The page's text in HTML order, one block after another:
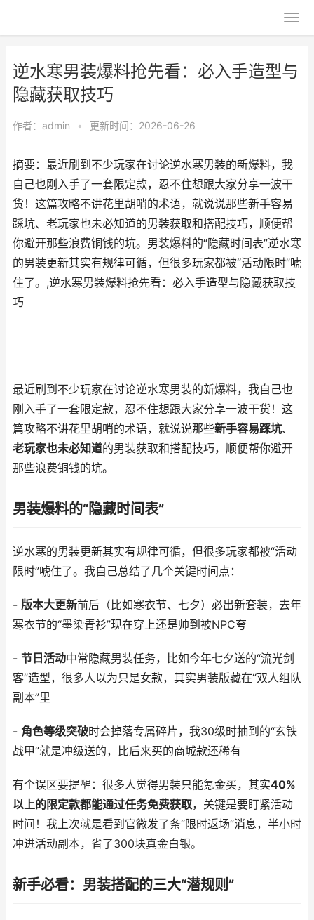
逆水寒男装爆料抢先看：必入手造型与
隐藏获取技巧
作者： admin • 更新时间：2026-06-26
摘要：最近刷到不少玩家在讨论逆水寒男装的新爆料，我
自己也刚入手了一套限定款，忍不住想跟大家分享一波干
货！这篇攻略不讲花里胡哨的术语，就说说那些新手容易
踩坑、老玩家也未必知道的男装获取和搭配技巧，顺便帮
你避开那些浪费铜钱的坑。男装爆料的“隐藏时间表”逆水寒
的男装更新其实有规律可循，但很多玩家都被“活动限时”唬
住了。,逆水寒男装爆料抢先看：必入手造型与隐藏获取技
巧
最近刷到不少玩家在讨论逆水寒男装的新爆料，我自己也
刚入手了一套限定款，忍不住想跟大家分享一波干货！这
篇攻略不讲花里胡哨的术语，就说说那些新手容易踩坑、
老玩家也未必知道的男装获取和搭配技巧，顺便帮你避开
那些浪费铜钱的坑。
男装爆料的“隐藏时间表”
逆水寒的男装更新其实有规律可循，但很多玩家都被“活动
限时”唬住了。我自己总结了几个关键时间点：
- 版本大更新前后（比如寒衣节、七夕）必出新套装，去年
寒衣节的“墨染青衫”现在穿上还是帅到被NPC夸
- 节日活动中常隐藏男装任务，比如今年七夕送的“流光剑
客”造型，很多人以为只是女款，其实男装版藏在“双人组队
副本”里
- 角色等级突破时会掉落专属碎片，我30级时抽到的“玄铁
战甲”就是冲级送的，比后来买的商城款还稀有
有个误区要提醒：很多人觉得男装只能氪金买，其实40%
以上的限定款都能通过任务免费获取，关键是要盯紧活动
时间！我上次就是看到官微发了条“限时返场”消息，半小时
冲进活动副本，省了300块真金白银。
新手必看：男装搭配的三大“潜规则”